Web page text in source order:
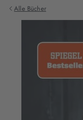
Alle Bücher